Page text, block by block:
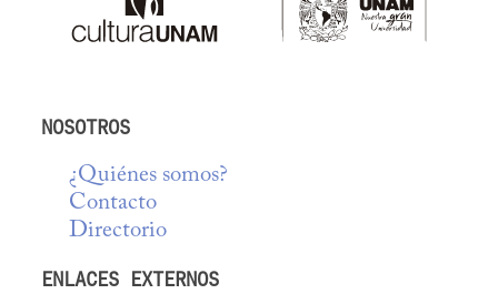
NOSOTROS
¿Quiénes somos?
Contacto
Directorio
ENLACES EXTERNOS